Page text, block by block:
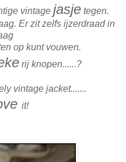
vintage jasjetegen.
Er zit zelfs ijzerdraad in
op kunt vouwen.
rij knopen......?
vintage jacket.......
it!